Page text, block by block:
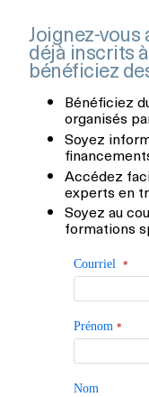
Joignez-vous
déjà inscrits
bénéficiez
Bénéficiez
organisés
Soyez
Accédez
experts en
Soyez au
formations
Courriel*
Prénom*
Nom